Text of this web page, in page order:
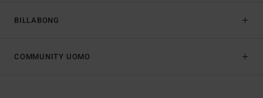
BILLABONG
COMMUNITY UOMO